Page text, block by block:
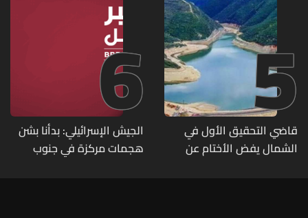
5
قاضي التحقيق الأول في
الشمال يفض الأختام عن
6
الجيش الإسرائيلي: بدأنا بشن
هجمات مركزة في جنوب